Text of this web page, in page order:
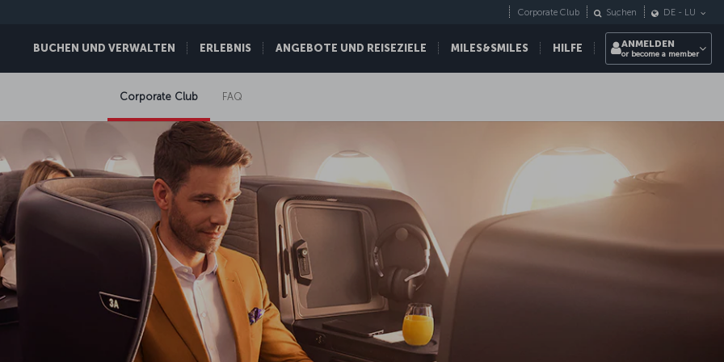
BUCHEN UND VERWALTEN ERLEBNIS ANGEBOTE UND REISEZIELE MILES&SMILES HILFE
Corporate Club Suchen DE - LU
ANMELDEN
or become a member
Corporate Club FAQ